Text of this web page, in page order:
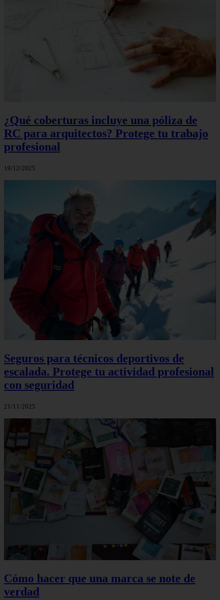
¿Qué coberturas incluye una póliza de
RC para arquitectos? Protege tu trabajo
profesional
19/12/2025
Seguros para técnicos deportivos de
escalada. Protege tu actividad profesional
con seguridad
21/11/2025
Cómo hacer que una marca se note de
verdad